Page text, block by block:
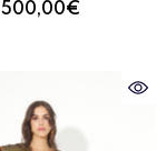
500,00€